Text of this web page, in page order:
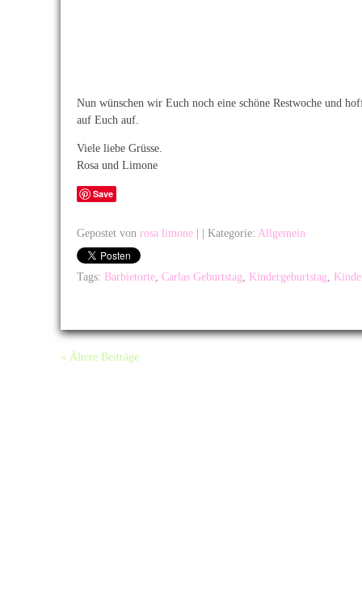
Nun wünschen wir Euch noch eine schöne Restwoche und
auf Euch auf.
Viele liebe Grüsse.
Rosa und Limone
Save
Gepostet von rosa limone | Kategorie: Allgemein
Tags: Barbietorte, Carlas Geburtstag, Kindergeburtstag,
« Ältere Beiträge